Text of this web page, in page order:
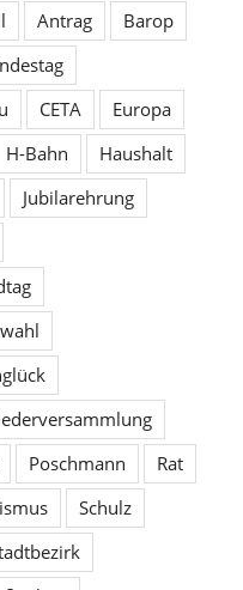
Antrag
Barop
CETA
Europa
H-Bahn
Haushalt
Jubilarehrung
Poschmann
Rat
Schulz